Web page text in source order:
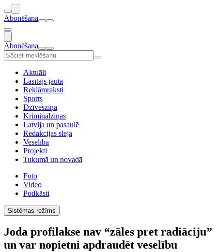
Abonēšana
Abonēšana
Aktuāli
Lasītājs jautā
Reklāmraksti
Sports
Dzīvesziņa
Kriminālziņas
Latvija un pasaulē
Redakcijas sleja
Veselība
Projekti
Tukumā un novadā
Foto
Video
Podkāsti
Sistēmas režīms
Joda profilakse nav “zāles pret radiāciju”
un var nopietni apdraudēt veselību